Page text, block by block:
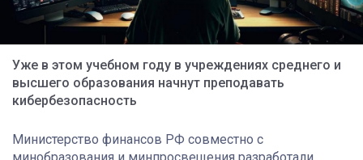
Уже в этом учебном году в учреждениях среднего и
высшего образования начнут преподавать
кибербезопасность
Министерство финансов РФ совместно с